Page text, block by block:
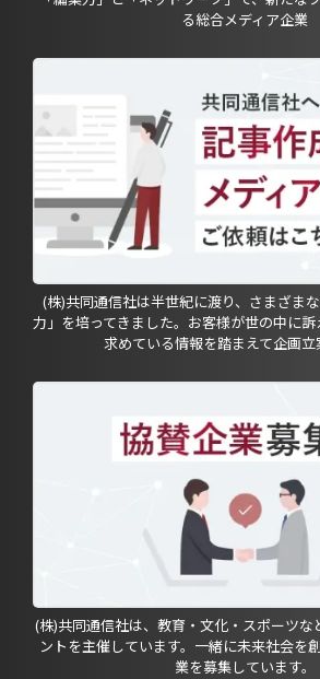
る総合メディア企業
(株)共同通信社は半世紀に渡り、さまざま
力」を培ってきました。お客様が世の中に
求めている情報を踏まえて企画立
(株)共同通信社は、教育・文化・スポーツな
ントを主催しています。一緒に未来社会を
業を募集しています。